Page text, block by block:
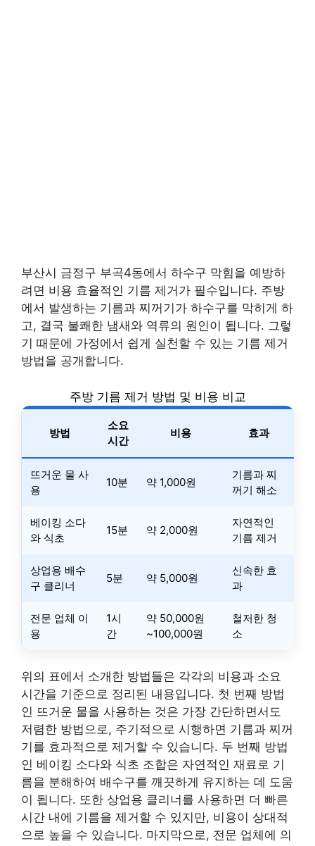
부산시 금정구 부곡4동에서 하수구 막힘을 예방하
려면 비용 효율적인 기름 제거가 필수입니다. 주방
에서 발생하는 기름과 찌꺼기가 하수구를 막히게 하
고, 결국 불쾌한 냄새와 역류의 원인이 됩니다. 그렇
기 때문에 가정에서 쉽게 실천할 수 있는 기름 제거
방법을 공개합니다.
주방 기름 제거 방법 및 비용 비교
방법
소요
시간
비용 효과
뜨거운 물 사
용
10분 약 1,000원
기름과 찌
꺼기 해소
베이킹 소다
와 식초
15분 약 2,000원
자연적인
기름 제거
상업용 배수
구 클리너
5분 약 5,000원
신속한 효
과
전문 업체 이
용
1시
간
약 50,000원
~100,000원
철저한 청
소
위의 표에서 소개한 방법들은 각각의 비용과 소요
시간을 기준으로 정리된 내용입니다. 첫 번째 방법
인 뜨거운 물을 사용하는 것은 가장 간단하면서도
저렴한 방법으로, 주기적으로 시행하면 기름과 찌꺼
기를 효과적으로 제거할 수 있습니다. 두 번째 방법
인 베이킹 소다와 식초 조합은 자연적인 재료로 기
름을 분해하여 배수구를 깨끗하게 유지하는 데 도움
이 됩니다. 또한 상업용 클리너를 사용하면 더 빠른
시간 내에 기름을 제거할 수 있지만, 비용이 상대적
으로 높을 수 있습니다. 마지막으로, 전문 업체에 의